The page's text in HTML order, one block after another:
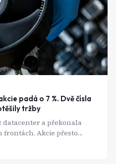
padá o 7 %. Dvě čísla
tržby
datacenter a překonala
frontách. Akcie přesto
a Elon Musk.